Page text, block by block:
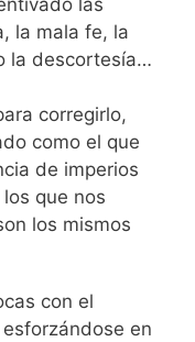
la mala fe, la
la descortesía…
corregirlo,
como el que
de imperios
que nos
los mismos
con el
en